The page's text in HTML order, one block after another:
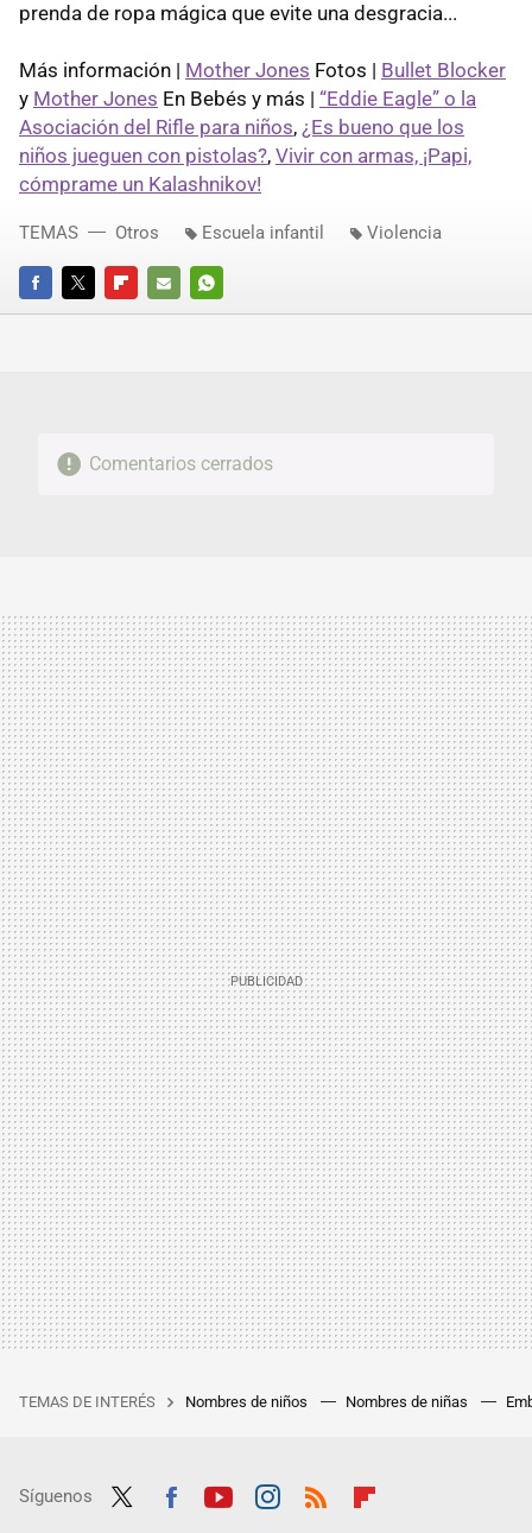
prenda de ropa mágica que evite una desgracia...
Más información | Mother Jones Fotos | Bullet Blocker
y Mother Jones En Bebés y más | “Eddie Eagle” o la
Asociación del Rifle para niños, ¿Es bueno que los
niños jueguen con pistolas?, Vivir con armas, ¡Papi,
cómprame un Kalashnikov!
FACEBOOKTWITTERFLIPBOARD
E-
WHATSAPP
TEMAS Otros Escuela infantil Violencia
Comentarios cerrados
TEMAS DE INTERÉS Nombres de niños Nombres de niñas
Síguenos